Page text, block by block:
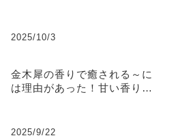
2025/10/3
金木犀の香りで癒される～に
は理由があった！甘い香りに
2025/9/22